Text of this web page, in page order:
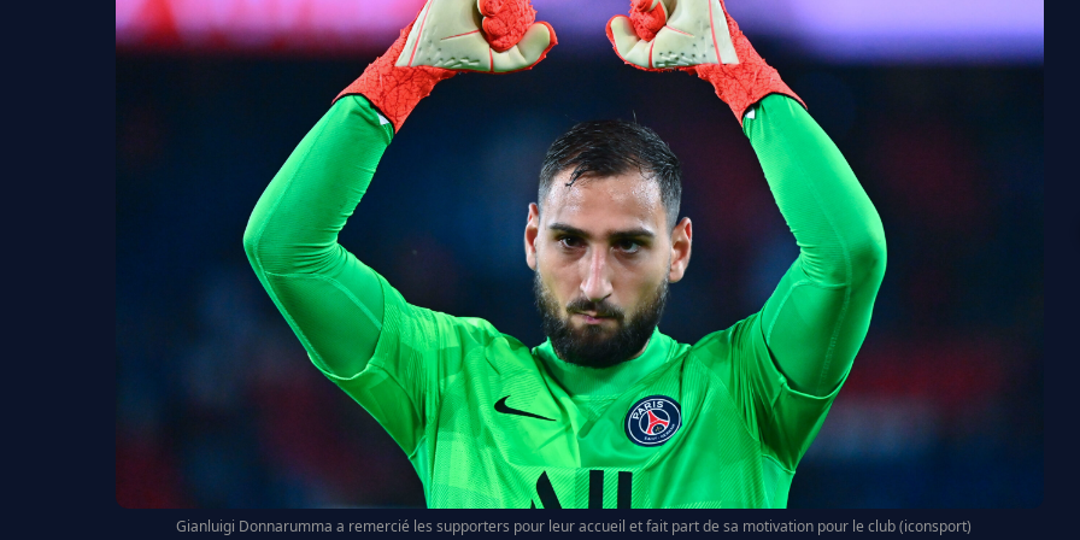
Gianluigi Donnarumma a remercié les supporters pour leur accueil et fait part de sa motivation pour le club (iconsport)